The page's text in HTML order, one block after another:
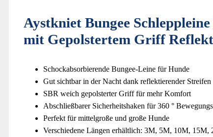
Aystkniet Bungee
mit Gepolstertem Griff
Schockabsorbierende Bungee-Leine für Hunde
Gut sichtbar in der Nacht dank reflektierender Streifen
SBR weich gepolsterter Griff für mehr Komfort
Abschließbarer Sicherheitshaken für 360 °
Perfekt für mittelgroße und große Hunde
Verschiedene Längen erhältlich: 3M, 5M, 10M, 15M,